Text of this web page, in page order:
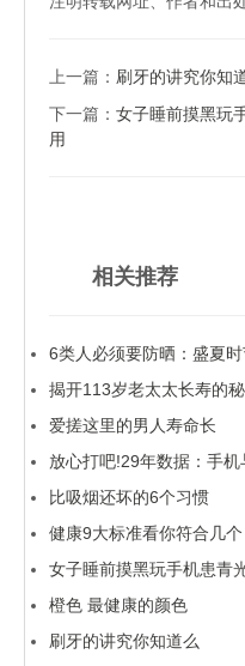
上一篇： 刷牙的讲究你知
下一篇： 女子睡前摸黑玩
用
相关推荐
6类人必须要防晒：盛夏
揭开113岁老太太长寿的
爱搓这里的男人寿命长
放心打吧!29年数据：手
比吸烟还坏的6个习惯
健康9大标准看你符合几个
女子睡前摸黑玩手机患青
橙色 最健康的颜色
刷牙的讲究你知道么